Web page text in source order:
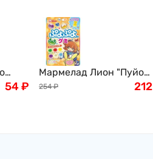
54₽
Мармелад Лион "Пуйо
Пуйо" с газированными
254 ₽ 212